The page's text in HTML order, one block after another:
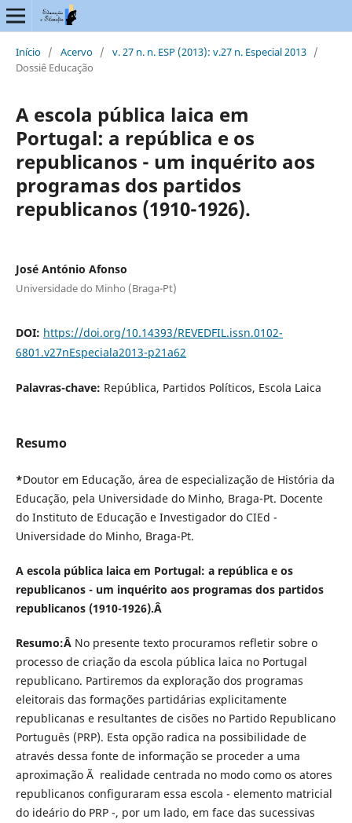
Início / Acervo / v. 27 n. n. ESP (2013): v.27 n. Especial 2013 /
Dossiê Educação
A escola pública laica em
Portugal: a república e os
republicanos - um inquérito aos
programas dos partidos
republicanos (1910-1926).
José António Afonso
Universidade do Minho (Braga-Pt)
DOI: https://doi.org/10.14393/REVEDFIL.issn.0102-
6801.v27nEspeciala2013-p21a62
Palavras-chave: República, Partidos Políticos, Escola Laica
Resumo
*Doutor em Educação, área de especialização de História da
Educação, pela Universidade do Minho, Braga-Pt. Docente
do Instituto de Educação e Investigador do CIEd -
Universidade do Minho, Braga-Pt.
A escola pública laica em Portugal: a república e os
republicanos - um inquérito aos programas dos partidos
republicanos (1910-1926).Â
Resumo:Â No presente texto procuramos refletir sobre o
processo de criação da escola pública laica no Portugal
republicano. Partiremos da exploração dos programas
eleitorais das formações partidárias explicitamente
republicanas e resultantes de cisões no Partido Republicano
Português (PRP). Esta opção radica na possibilidade de
através dessa fonte de informação se proceder a uma
aproximação Ã realidade centrada no modo como os atores
republicanos configuraram essa escola - elemento matricial
do ideário do PRP -, por um lado, em face das sucessivas